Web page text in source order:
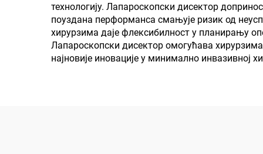
технологију. Лапароскопски дисектор
поуздана перформанса смањује ризик од
хирурзима даје флексибилност у планирању
Лапароскопски дисектор омогућава
најновије иновације у минимално инвазивној